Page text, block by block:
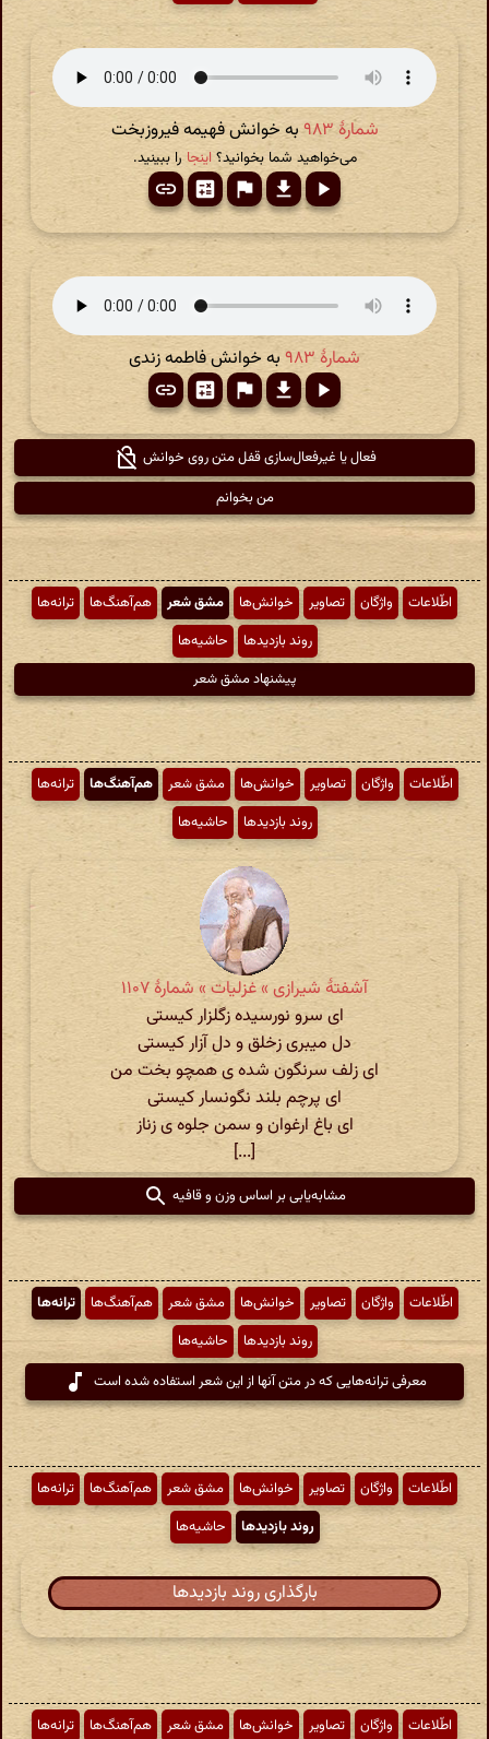
شمارهٔ ۹۸۳ به خوانش فهیمه فیروزبخت
می‌خواهید شما بخوانید؟ اینجا را ببینید.
شمارهٔ ۹۸۳ به خوانش فاطمه زندی
فعال یا غیرفعال‌سازی قفل متن روی خوانش
من بخوانم
اطّلاعات واژگان تصاویر خوانش‌ها مشق شعر هم‌آهنگ‌ها
ترانه‌ها
روند بازدیدها
حاشیه‌ها
پیشنهاد مشق شعر
اطّلاعات واژگان تصاویر خوانش‌ها مشق شعر هم‌آهنگ‌ها
ترانه‌ها
روند بازدیدها
حاشیه‌ها
آشفتهٔ شیرازی » غزلیات » شمارهٔ ۱۱۰۷
ای سرو نورسیده زگلزار کیستی
دل میبری زخلق و دل آزار کیستی
ای زلف سرنگون شده ی همچو بخت من
ای پرچم بلند نگونسار کیستی
ای باغ ارغوان و سمن جلوه ی زناز
[...]
مشابه‌یابی بر اساس وزن و قافیه
اطّلاعات واژگان تصاویر خوانش‌ها مشق شعر هم‌آهنگ‌ها
ترانه‌ها
روند بازدیدها
حاشیه‌ها
معرفی ترانه‌هایی که در متن آنها از این شعر استفاده شده است
اطّلاعات واژگان تصاویر خوانش‌ها مشق شعر هم‌آهنگ‌ها
ترانه‌ها
روند بازدیدها
حاشیه‌ها
بارگذاری روند بازدیدها
اطّلاعات واژگان تصاویر خوانش‌ها مشق شعر هم‌آهنگ‌ها
ترانه‌ها